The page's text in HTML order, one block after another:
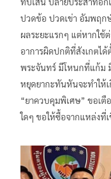
ปวดข้อ ปวดเข่า อัมพฤก
ผลระยะแรกๆ แต่หากใช้
อาการผิดปกติที่สังเกตไ
พระจันทร์ มีโหนกที่แก้ม
หยุดยากะทันหันจะทำให้เ
“ยาควบคุมพิเศษ” ขอเ
ใดๆ ขอให้ซื้อจากแหล่งที่